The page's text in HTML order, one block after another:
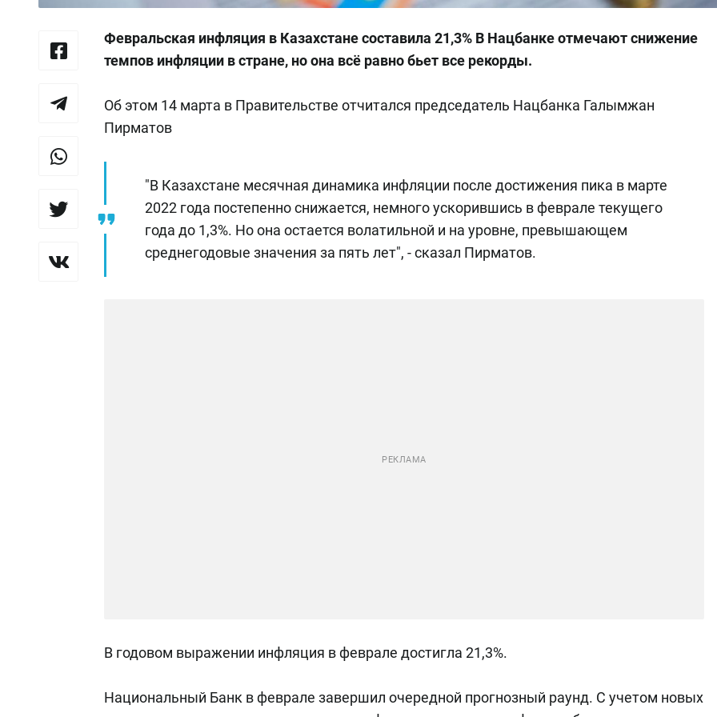
Февральская инфляция в Казахстане составила 21,3% В Нацбанке отмечают снижение
темпов инфляции в стране, но она всё равно бьет все рекорды.
Об этом 14 марта в Правительстве отчитался председатель Нацбанка Галымжан
Пирматов
"В Казахстане месячная динамика инфляции после достижения пика в марте
2022 года постепенно снижается, немного ускорившись в феврале текущего
года до 1,3%. Но она остается волатильной и на уровне, превышающем
среднегодовые значения за пять лет", - сказал Пирматов.
В годовом выражении инфляция в феврале достигла 21,3%.
Национальный Банк в феврале завершил очередной прогнозный раунд. С учетом новых